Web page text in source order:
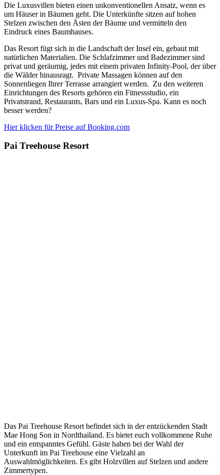
Die Luxusvillen bieten einen unkonventionellen Ansatz, wenn es
um Häuser in Bäumen geht. Die Unterkünfte sitzen auf hohen
Stelzen zwischen den Ästen der Bäume und vermitteln den
Eindruck eines Baumhauses.
Das Resort fügt sich in die Landschaft der Insel ein, gebaut mit
natürlichen Materialien. Die Schlafzimmer und Badezimmer sind
privat und geräumig, jedes mit einem privaten Infinity-Pool, der über
die Wälder hinausragt. Private Massagen können auf den
Sonnenliegen Ihrer Terrasse arrangiert werden. Zu den weiteren
Einrichtungen des Resorts gehören ein Fitnessstudio, ein
Privatstrand, Restaurants, Bars und ein Luxus-Spa. Kann es noch
besser werden?
Hier klicken für Preise auf Booking.com
Pai Treehouse Resort
Das Pai Treehouse Resort befindet sich in der entzückenden Stadt
Mae Hong Son in Nordthailand. Es bietet euch vollkommene Ruhe
und ein entspanntes Gefühl. Gäste haben bei der Wahl der
Unterkunft im Pai Treehouse eine Vielzahl an
Auswahlmöglichkeiten. Es gibt Holzvillen auf Stelzen und andere
Zimmertypen.